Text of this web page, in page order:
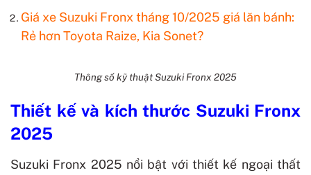
Giá xe Suzuki Fronx tháng 10/2025 giá lăn bánh:
Rẻ hơn Toyota Raize, Kia Sonet?
Thông số kỹ thuật Suzuki Fronx 2025
Thiết kế và kích thước Suzuki Fronx
2025
Suzuki Fronx 2025 nổi bật với thiết kế ngoại thất